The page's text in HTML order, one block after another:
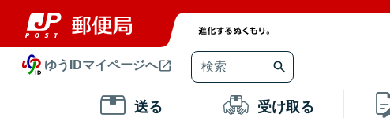
ゆうIDマイページへ
送る 受け取る